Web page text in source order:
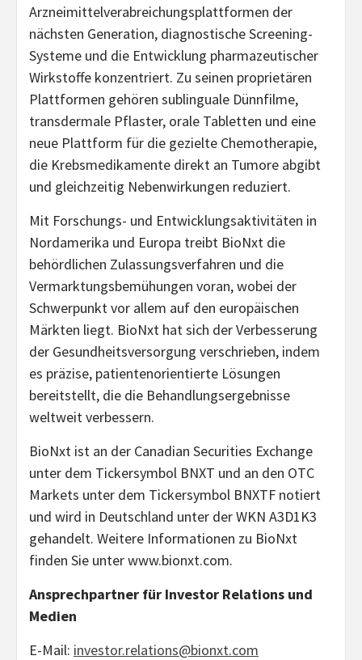
Arzneimittelverabreichungsplattformen der
nächsten Generation, diagnostische Screening-
Systeme und die Entwicklung pharmazeutischer
Wirkstoffe konzentriert. Zu seinen proprietären
Plattformen gehören sublinguale Dünnfilme,
transdermale Pflaster, orale Tabletten und eine
neue Plattform für die gezielte Chemotherapie,
die Krebsmedikamente direkt an Tumore abgibt
und gleichzeitig Nebenwirkungen reduziert.
Mit Forschungs- und Entwicklungsaktivitäten in
Nordamerika und Europa treibt BioNxt die
behördlichen Zulassungsverfahren und die
Vermarktungsbemühungen voran, wobei der
Schwerpunkt vor allem auf den europäischen
Märkten liegt. BioNxt hat sich der Verbesserung
der Gesundheitsversorgung verschrieben, indem
es präzise, patientenorientierte Lösungen
bereitstellt, die die Behandlungsergebnisse
weltweit verbessern.
BioNxt ist an der Canadian Securities Exchange
unter dem Tickersymbol BNXT und an den OTC
Markets unter dem Tickersymbol BNXTF notiert
und wird in Deutschland unter der WKN A3D1K3
gehandelt. Weitere Informationen zu BioNxt
finden Sie unter www.bionxt.com.
Ansprechpartner für Investor Relations und
Medien
E-Mail: investor.relations@bionxt.com